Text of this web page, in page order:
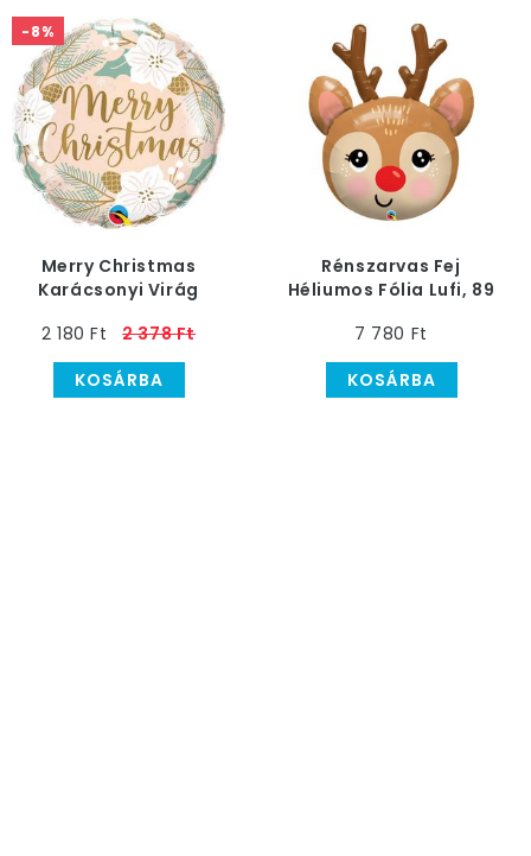
-8%
Merry Christmas
Karácsonyi Virág
cm
2 180 Ft
2 378 Ft
KOSÁRBA
Rénszarvas Fej
Héliumos Fólia Lufi, 89
7 780 Ft
KOSÁRBA